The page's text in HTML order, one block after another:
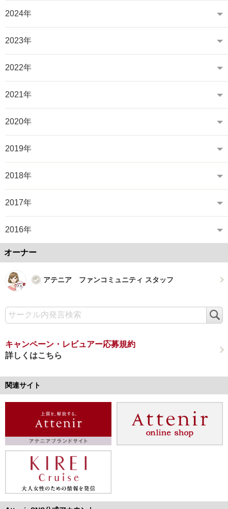
2024年
2023年
2022年
2021年
2020年
2019年
2018年
2017年
2016年
オーナー
アテニア ファンコミュニティ スタッフ
索
キャンペーン・レビュアー応募規約
詳しくはこちら
関連サイト